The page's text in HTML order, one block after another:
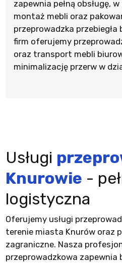
zapewnia pełną obsługę,
montaż mebli oraz
przeprowadzka przebiegła
firm oferujemy
oraz transport mebli
minimalizację przerw w
Usługi
Knurowie -
logistyczna
Oferujemy usługi
terenie miasta Knurów oraz
zagraniczne. Nasza
przeprowadzkowa zapewnia